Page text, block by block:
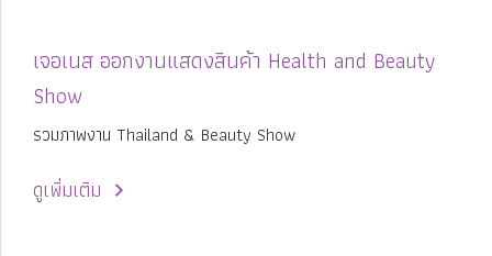
เจอเนส ออกงานแสดงสินค้า Health and Beauty
Show
รวมภาพงาน Thailand & Beauty Show
ดูเพิ่มเติม